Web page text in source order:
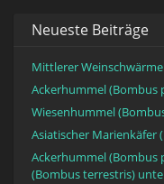
Neueste Beiträge
Mittlerer
Ackerhummel (Bombus
Wiesenhummel
Asiatischer Marienkäfer
Ackerhummel (Bombus
(Bombus terrestris)